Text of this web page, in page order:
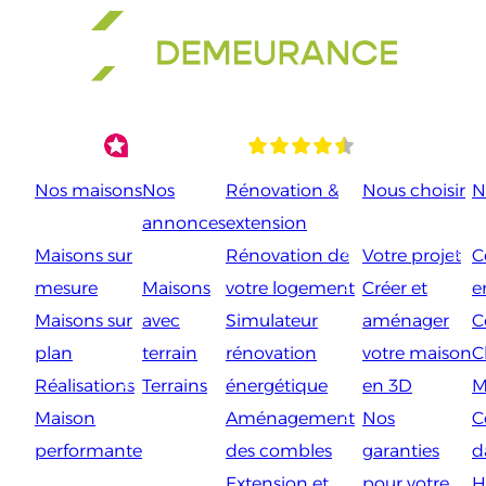
Nos maisons
Maisons sur
mesure
Maisons sur
plan
Réalisations
Maison
performante
Nos
annonces
Maisons
avec
terrain
Terrains
Rénovation &
extension
Rénovation de
votre logement
Simulateur
rénovation
énergétique
Aménagement
des combles
Nous choisir
Votre projet
Créer et
aménager
votre maison
en 3D
Nos
garanties